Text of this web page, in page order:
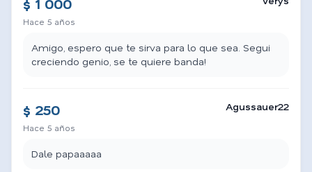
Hace 5 años
Amigo, espero que te sirva para lo que sea. Segui
creciendo genio, se te quiere banda!
$ 250
Hace 5 años
Agussauer22
Dale papaaaaa